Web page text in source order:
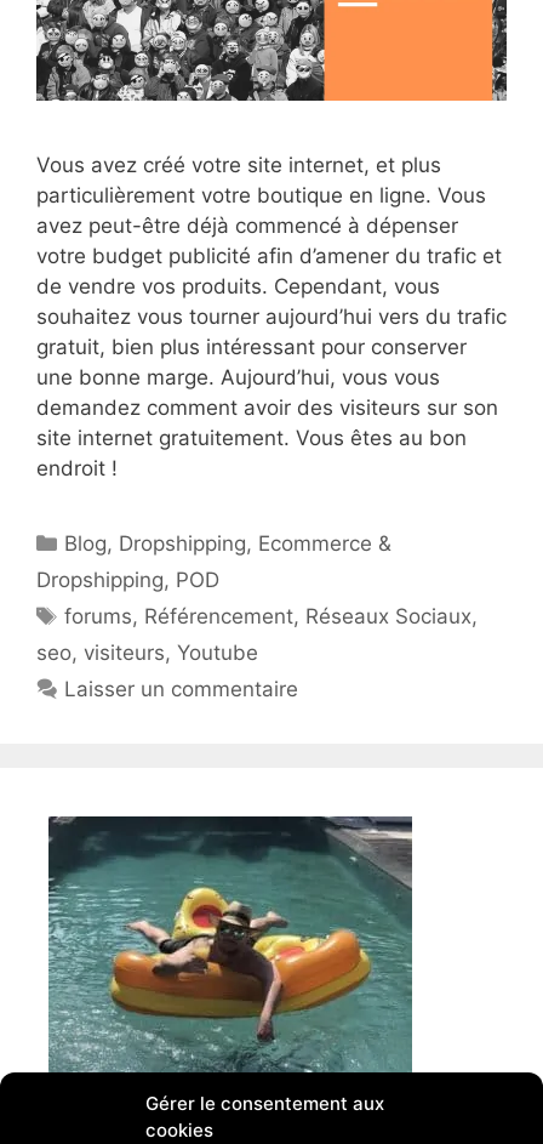
Gérer le consentement aux
cookies
Vous avez créé votre site internet, et plus
particulièrement votre boutique en ligne. Vous
avez peut-être déjà commencé à dépenser
votre budget publicité afin d’amener du trafic et
de vendre vos produits. Cependant, vous
souhaitez vous tourner aujourd’hui vers du trafic
gratuit, bien plus intéressant pour conserver
une bonne marge. Aujourd’hui, vous vous
demandez comment avoir des visiteurs sur son
site internet gratuitement. Vous êtes au bon
endroit !
Catégories
Blog, Dropshipping, Ecommerce &
Dropshipping, POD
Étiquettes
forums, Référencement, Réseaux Sociaux,
seo, visiteurs, Youtube
Laisser un commentaire